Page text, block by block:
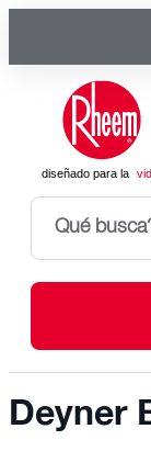
Deyner